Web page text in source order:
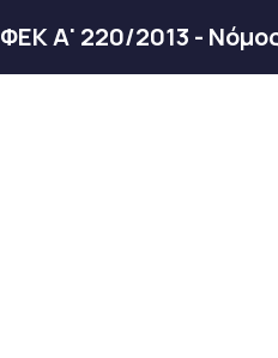
ΦΕΚ Α' 220/2013 -